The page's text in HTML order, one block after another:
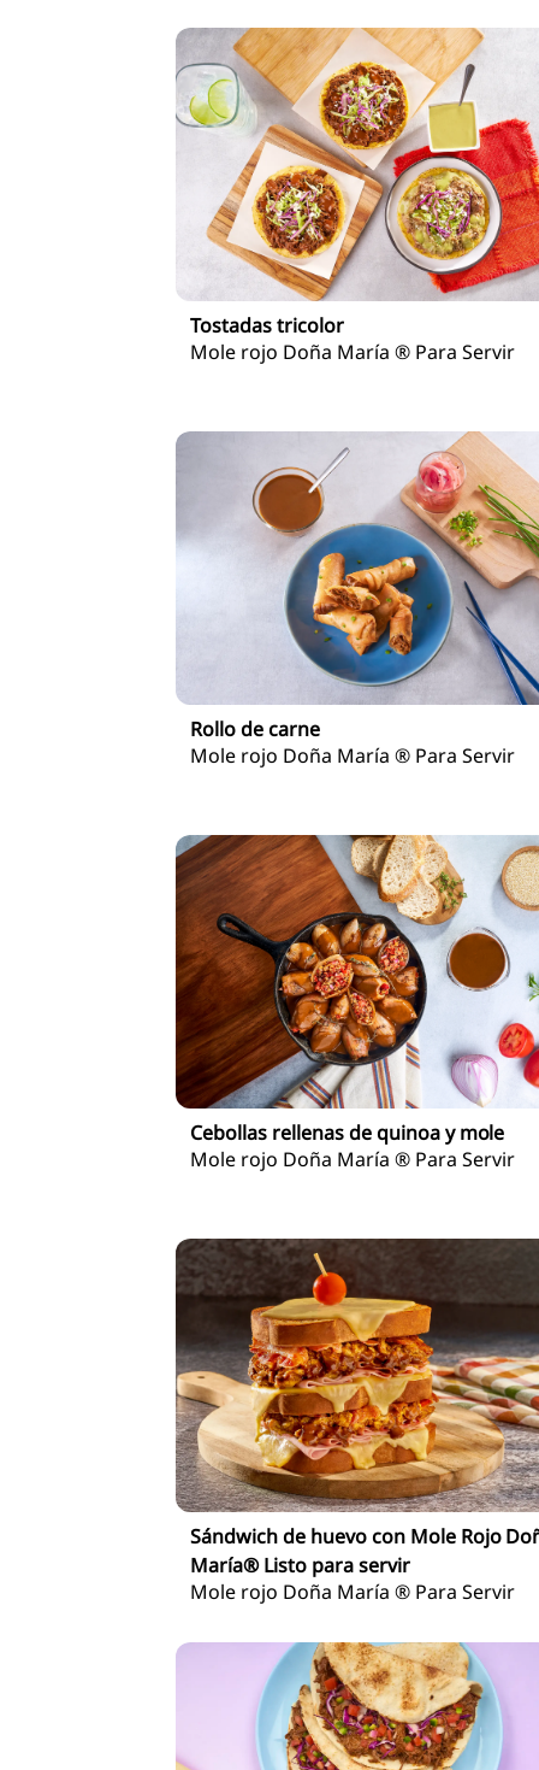
Tostadas tricolor
Mole rojo Doña María ® Para Servir
Rollo de carne
Mole rojo Doña María ® Para Servir
Cebollas rellenas de quinoa y mole
Mole rojo Doña María ® Para Servir
Sándwich de huevo con Mole Rojo
María® Listo para servir
Mole rojo Doña María ® Para Servir